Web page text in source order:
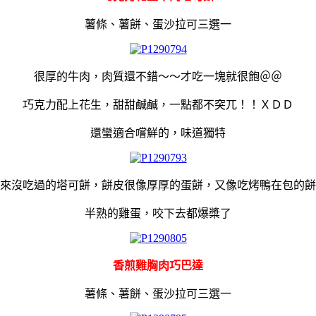
薯條、薯餅、蛋沙拉可三選一
很厚的牛肉，肉質還不錯～～才吃一塊就很飽＠＠
巧克力配上花生，甜甜鹹鹹，一點都不突兀！！ＸＤＤ
還蠻適合嚐鮮的，味道獨特
沒吃過的塔可餅，餅皮很像厚厚的蛋餅，又像吃烤鴨在包的
半熟的雞蛋，咬下去都爆槳了
香煎雞胸肉巧巴達
薯條、薯餅、蛋沙拉可三選一